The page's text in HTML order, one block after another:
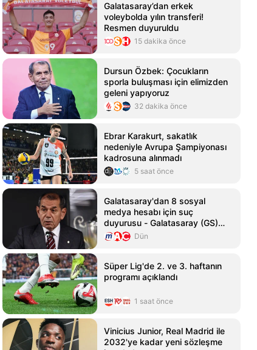
Galatasaray’dan erkek
voleybolda yılın transferi!
Resmen duyuruldu
15 dakika önce
Dursun Özbek: Çocukların
sporla buluşması için elimizden
geleni yapıyoruz
32 dakika önce
Ebrar Karakurt, sakatlık
nedeniyle Avrupa Şampiyonası
kadrosuna alınmadı
5 saat önce
Galatasaray'dan 8 sosyal
medya hesabı için suç
duyurusu - Galatasaray (GS)
HaberleriDün
Süper Lig'de 2. ve 3. haftanın
programı açıklandı
1 saat önce
Vinicius Junior, Real Madrid ile
2032'ye kadar yeni sözleşme